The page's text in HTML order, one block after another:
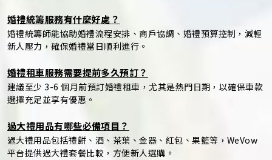
婚禮統籌服務有什麼好處？
婚禮統籌師能協助婚禮流程安排、商戶協調、婚禮預算控制，減輕
新人壓力，確保婚禮當日順利進行。
婚禮租車服務需要提前多久預訂？
建議至少 3-6 個月前預訂婚禮租車，尤其是熱門日期，以確保車款
選擇充足並享有優惠。
過大禮用品有哪些必備項目？
過大禮用品包括禮餅、酒、茶葉、金器、紅包、果籃等，WeVow
平台提供過大禮套餐比較，方便新人選購。